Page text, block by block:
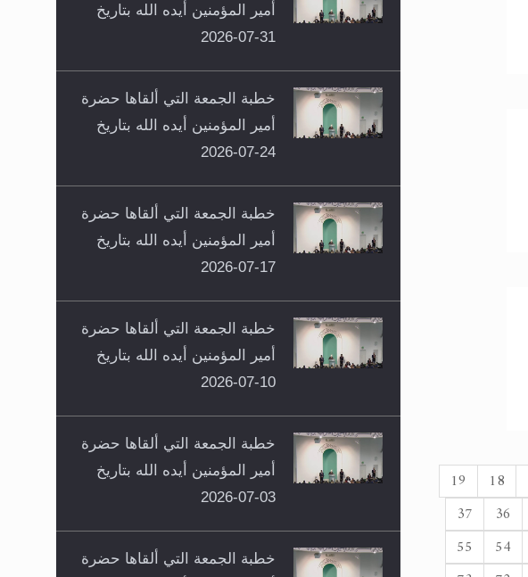
18
19
36
37
54
55
أمير المؤمنين أيده الله بتاريخ
31-07-2026
خطبة الجمعة التي ألقاها حضرة
أمير المؤمنين أيده الله بتاريخ
24-07-2026
خطبة الجمعة التي ألقاها حضرة
أمير المؤمنين أيده الله بتاريخ
17-07-2026
خطبة الجمعة التي ألقاها حضرة
أمير المؤمنين أيده الله بتاريخ
10-07-2026
خطبة الجمعة التي ألقاها حضرة
أمير المؤمنين أيده الله بتاريخ
03-07-2026
خطبة الجمعة التي ألقاها حضرة